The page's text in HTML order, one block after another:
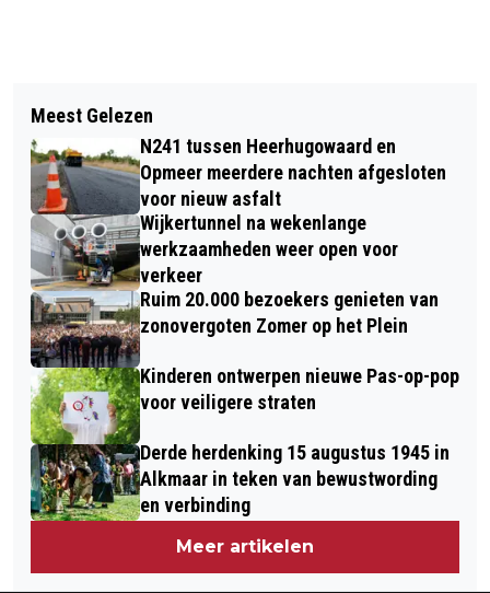
IN HOGER BEROEP TWAALF JAAR CEL
GEËIST VOOR 21 JAAR OUDE MOORD
OP ALKMAARSE AUTODEALER
TATA STEEL VIERT 100-JARIG
BESTAAN MET VIERDUIZEND BUREN
Meest Gelezen
N241 tussen Heerhugowaard en
Opmeer meerdere nachten afgesloten
voor nieuw asfalt
Wijkertunnel na wekenlange
werkzaamheden weer open voor
verkeer
Ruim 20.000 bezoekers genieten van
zonovergoten Zomer op het Plein
Kinderen ontwerpen nieuwe Pas-op-pop
voor veiligere straten
Derde herdenking 15 augustus 1945 in
Alkmaar in teken van bewustwording
en verbinding
Meer artikelen